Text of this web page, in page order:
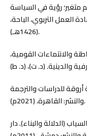
متغير؛ رؤية في السياسة
العمل التربوي، الباحة،
(1426هـ).
والانتماءات القومية،
للدراسات والترجمة
والنشر: القاهرة، (2021م).
(الدلالة والبناء). دار